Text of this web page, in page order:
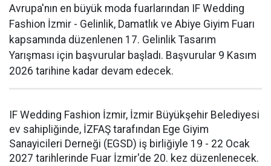
Avrupa'nın en büyük moda fuarlarından IF Wedding
Fashion İzmir - Gelinlik, Damatlık ve Abiye Giyim Fuarı
kapsamında düzenlenen 17. Gelinlik Tasarım
Yarışması için başvurular başladı. Başvurular 9 Kasım
2026 tarihine kadar devam edecek.
IF Wedding Fashion İzmir, İzmir Büyükşehir Belediyesi
ev sahipliğinde, İZFAŞ tarafından Ege Giyim
Sanayicileri Derneği (EGSD) iş birliğiyle 19 - 22 Ocak
2027 tarihlerinde Fuar İzmir'de 20. kez düzenlenecek.